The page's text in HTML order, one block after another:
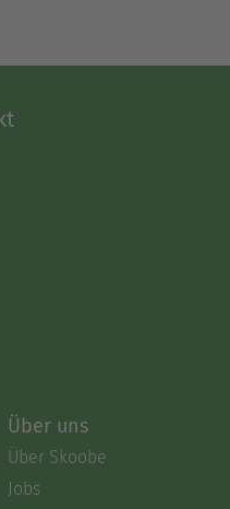
Über uns
Über Skoobe
Jobs